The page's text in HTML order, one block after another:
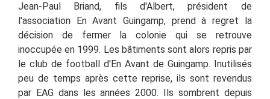
Jean-Paul Briand, fils d'Albert, président de
l'association En Avant Guingamp, prend à regret la
décision de fermer la colonie qui se retrouve
inoccupée en 1999. Les bâtiments sont alors repris par
le club de football d'En Avant de Guingamp. Inutilisés
peu de temps après cette reprise, ils sont revendus
par EAG dans les années 2000. Ils sombrent depuis